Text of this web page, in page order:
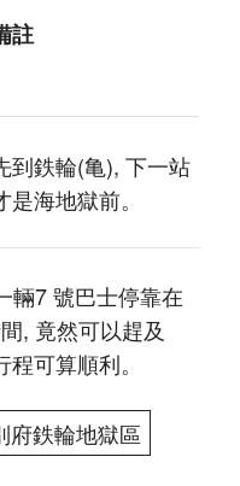
註
到鉄輪(亀), 下一站
是海地獄前。
輛7 號巴士停靠在
, 竟然可以趕及
可算順利。